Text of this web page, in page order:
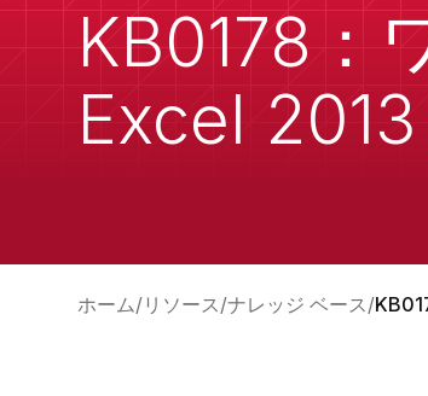
KB0178：
Excel
ホーム リソース ナレッジ ベース